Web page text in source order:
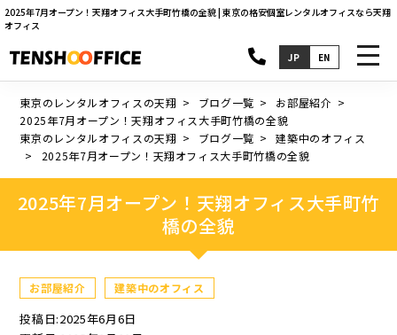
2025年7月オープン！天翔オフィス大手町竹橋の全貌 | 東京の格安個室レンタルオフィスなら天翔
オフィス
JP EN
東京のレンタルオフィスの天翔 ブログ一覧
お部屋紹介
2025年7月オープン！天翔オフィス大手町竹橋の全貌
東京のレンタルオフィスの天翔
ブログ一覧
建築中のオフィス
2025年7月オープン！天翔オフィス大手町竹橋の全貌
2025年7月オープン！天翔オフィス大手町竹
橋の全貌
お部屋紹介 建築中のオフィス
投稿日:2025年6月6日